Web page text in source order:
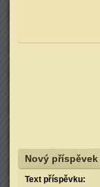
Nový příspěvek
Text příspěvku: